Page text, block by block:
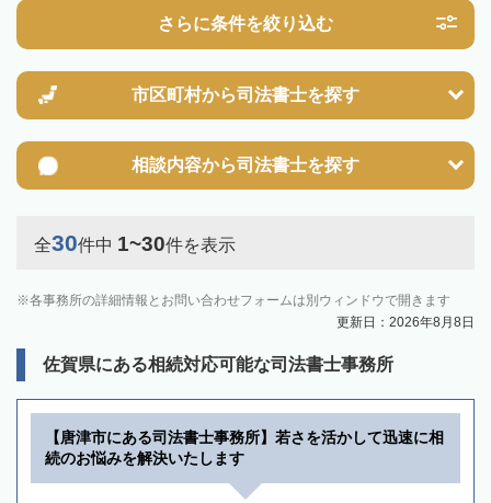
不動産を相続した場合、相続を知った日から3年以内に登記しないと、
10万円以下の過料が科せられるため、速やかな手続きが必要です。義務
化前の相続も対象となるため注意しましょう。
す。その他の相続手続きも任せることが可能です。
また、義務化に伴い、相続人申告登記制度が創設されました。遺産分割
の話し合いがまとまらず登記できない場合は、この制度の活用を検討し
さらに条件を絞り込む
市区町村から司法書士を探す
相談内容から司法書士を探す
全30件中 1~30件を表示
各事務所の詳細情報とお問い合わせフォームは別ウィンドウで開きます
更新日：2026年8月8日
佐賀県にある相続対応可能な司法書士事務所
【唐津市にある司法書士事務所】若さを活かして迅速に相
続のお悩みを解決いたします